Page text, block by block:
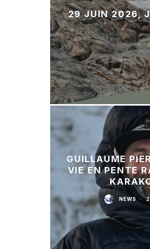
29 JUIN 2026,
GUILLAUME
VIE EN PENTE
NEWS ·